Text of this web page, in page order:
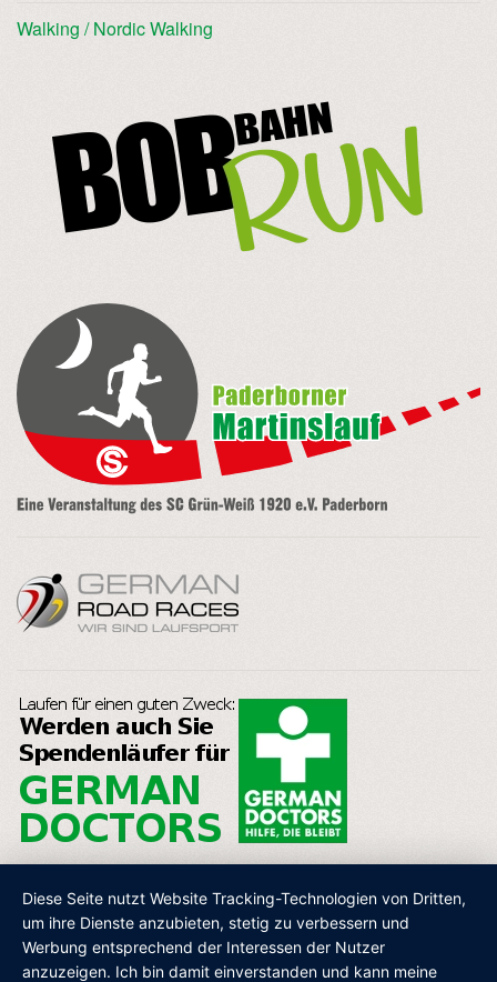
Walking / Nordic Walking
AGB IMPRESSUM DATENSCHUTZ
Diese Seite nutzt Website Tracking-Technologien von Dritten,
um ihre Dienste anzubieten, stetig zu verbessern und
Werbung entsprechend der Interessen der Nutzer
anzuzeigen. Ich bin damit einverstanden und kann meine